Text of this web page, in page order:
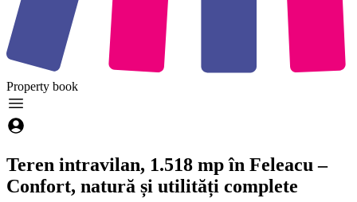
Property book
Teren intravilan, 1.518 mp în Feleacu –
Confort, natură și utilități complete